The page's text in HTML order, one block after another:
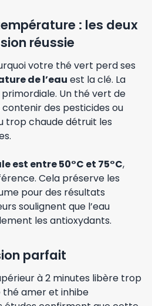
: les deux
réussie
votre thé vert perd ses
de l’eau est la clé. La
Un thé vert de
des pesticides ou
trop chaude détruit les
est entre 50°C et 75°C,
Cela préserve les
pour des résultats
soulignent que l’eau
les antioxydants.
parfait
à 2 minutes libère trop
thé amer et inhibe